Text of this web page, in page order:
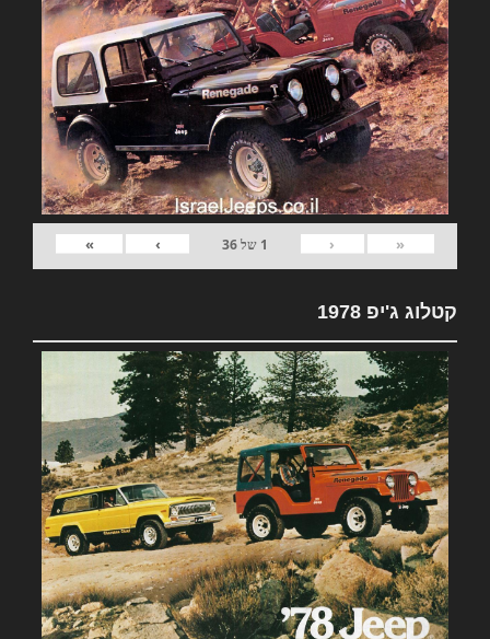
«
‹
1 של36
›
»
קטלוג ג'יפ 1978